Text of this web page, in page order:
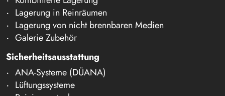
Lagerung in Reinräumen
Lagerung von nicht brennbaren Medien
Galerie Zubehör
Sicherheitsausstattung
ANA-Systeme (DÜANA)
Lüftungssysteme